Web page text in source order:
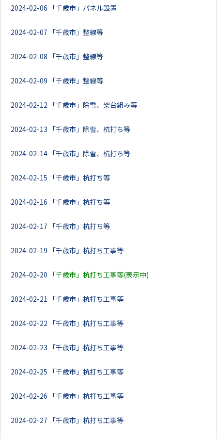
2024-02-06 「千歳市」パネル設置
2024-02-07 「千歳市」整線等
2024-02-08 「千歳市」整線等
2024-02-09 「千歳市」整線等
2024-02-12 「千歳市」除雪、架台組み等
2024-02-13 「千歳市」除雪、杭打ち等
2024-02-14 「千歳市」除雪、杭打ち等
2024-02-15 「千歳市」杭打ち等
2024-02-16 「千歳市」杭打ち等
2024-02-17 「千歳市」杭打ち等
2024-02-19 「千歳市」杭打ち工事等
2024-02-20 「千歳市」杭打ち工事等(表示中)
2024-02-21 「千歳市」杭打ち工事等
2024-02-22 「千歳市」杭打ち工事等
2024-02-23 「千歳市」杭打ち工事等
2024-02-25 「千歳市」杭打ち工事等
2024-02-26 「千歳市」杭打ち工事等
2024-02-27 「千歳市」杭打ち工事等